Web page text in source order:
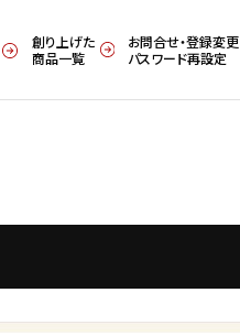
創り上げた
商品一覧
お問合せ・登録変更
パスワード再設定